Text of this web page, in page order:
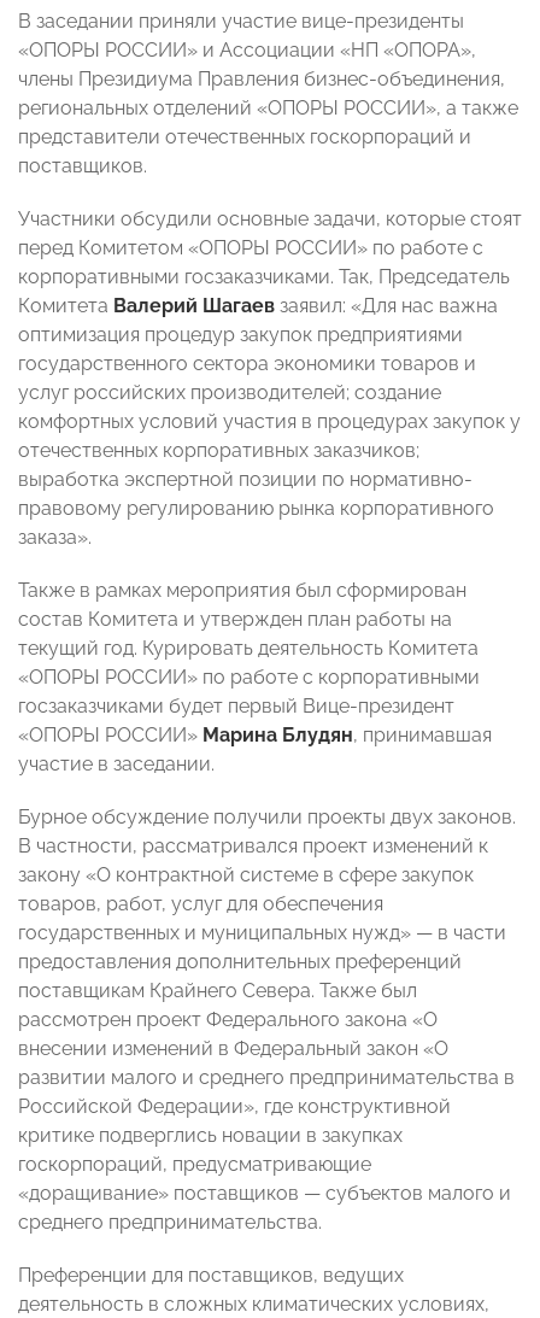
В заседании приняли участие вице-президенты
«ОПОРЫ РОССИИ» и Ассоциации «НП «ОПОРА»,
члены Президиума Правления бизнес-объединения,
региональных отделений «ОПОРЫ РОССИИ», а также
представители отечественных госкорпораций и
поставщиков.
Участники обсудили основные задачи, которые стоят
перед Комитетом «ОПОРЫ РОССИИ» по работе с
корпоративными госзаказчиками. Так, Председатель
Комитета Валерий Шагаев заявил: «Для нас важна
оптимизация процедур закупок предприятиями
государственного сектора экономики товаров и
услуг российских производителей; создание
комфортных условий участия в процедурах закупок у
отечественных корпоративных заказчиков;
выработка экспертной позиции по нормативно-
правовому регулированию рынка корпоративного
заказа».
Также в рамках мероприятия был сформирован
состав Комитета и утвержден план работы на
текущий год. Курировать деятельность Комитета
«ОПОРЫ РОССИИ» по работе с корпоративными
госзаказчиками будет первый Вице-президент
«ОПОРЫ РОССИИ» Марина Блудян, принимавшая
участие в заседании.
Бурное обсуждение получили проекты двух законов.
В частности, рассматривался проект изменений к
закону «О контрактной системе в сфере закупок
товаров, работ, услуг для обеспечения
государственных и муниципальных нужд» — в части
предоставления дополнительных преференций
поставщикам Крайнего Севера. Также был
рассмотрен проект Федерального закона «О
внесении изменений в Федеральный закон «О
развитии малого и среднего предпринимательства в
Российской Федерации», где конструктивной
критике подверглись новации в закупках
госкорпораций, предусматривающие
«доращивание» поставщиков — субъектов малого и
среднего предпринимательства.
Преференции для поставщиков, ведущих
деятельность в сложных климатических условиях,